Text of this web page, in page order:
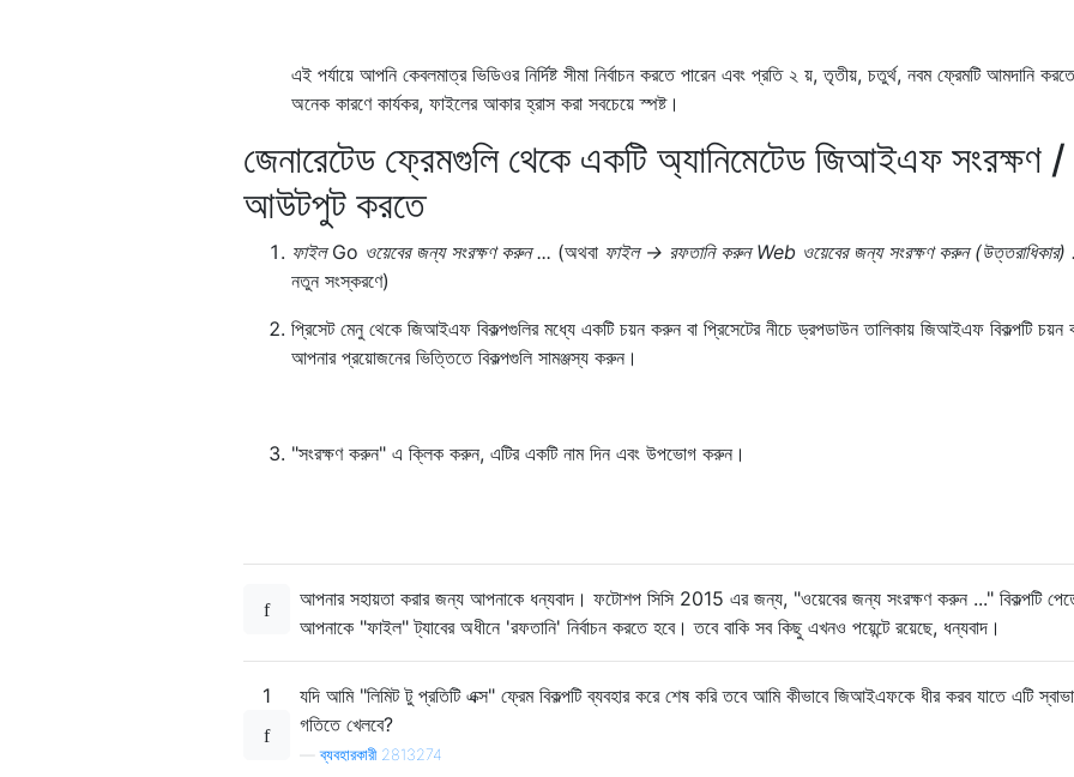
এই পর্যায়ে আপনি কেবলমাত্র ভিডিওর নির্দিষ্ট সীমা নির্বাচন করতে পারেন এবং প্রতি ২ য়, তৃতীয়, চতুর্থ, নবম ফ্রেমটি আমদানি
অনেক কারণে কার্যকর, ফাইলের আকার হ্রাস করা সবচেয়ে স্পষ্ট।
জেনারেটেড ফ্রেমগুলি থেকে একটি অ্যানিমেটেড জিআইএফ সংরক্ষণ /
আউটপুট করতে
ফাইলGo ওয়েবের জন্য সংরক্ষণ করুন ... (অথবা ফাইল → রফতানি করুন Web ওয়েবের জন্য সংরক্ষণ করুন
নতুন সংস্করণে)
প্রিসেট মেনু থেকে জিআইএফ বিকল্পগুলির মধ্যে একটি চয়ন করুন বা প্রিসেটের নীচে ড্রপডাউন তালিকায় জিআইএফ বিকল্পটি
আপনার প্রয়োজনের ভিত্তিতে বিকল্পগুলি সামঞ্জস্য করুন।
"সংরক্ষণ করুন" এ ক্লিক করুন, এটির একটি নাম দিন এবং উপভোগ করুন।
আপনার সহায়তা করার জন্য আপনাকে ধন্যবাদ। ফটোশপ সিসি 2015 এর জন্য, "ওয়েবের জন্য সংরক্ষণ করুন ..." বিকল্পটি
আপনাকে "ফাইল" ট্যাবের অধীনে 'রফতানি' নির্বাচন করতে হবে। তবে বাকি সব কিছু এখনও পয়েন্টে রয়েছে, ধন্যবাদ।
1
যদি আমি "লিমিট টু প্রতিটি এক্স" ফ্রেম বিকল্পটি ব্যবহার করে শেষ করি তবে আমি কীভাবে জিআইএফকে ধীর করব যাতে এটি
গতিতে খেলবে?
—ব্যবহারকারী 2813274